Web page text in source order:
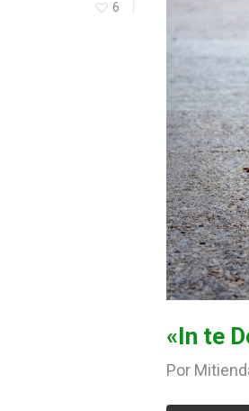
6
«In te
Por